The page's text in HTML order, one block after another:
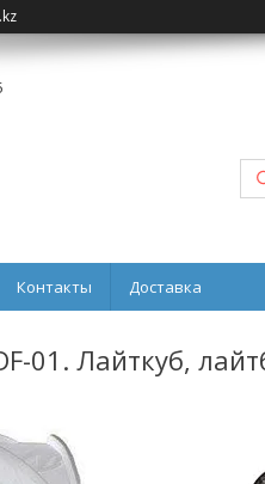
Контакты Доставка
01. Лайткуб,